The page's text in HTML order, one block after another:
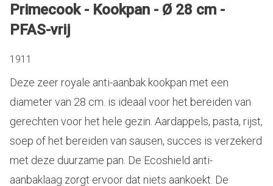
Primecook - Kookpan - Ø 28 cm -
PFAS-vrij
1911
Deze zeer royale anti-aanbak kookpan met een
diameter van 28 cm. is ideaal voor het bereiden van
gerechten voor het hele gezin. Aardappels, pasta, rijst,
soep of het bereiden van sausen, succes is verzekerd
met deze duurzame pan. De Ecoshield anti-
aanbaklaag zorgt ervoor dat niets aankoekt. De